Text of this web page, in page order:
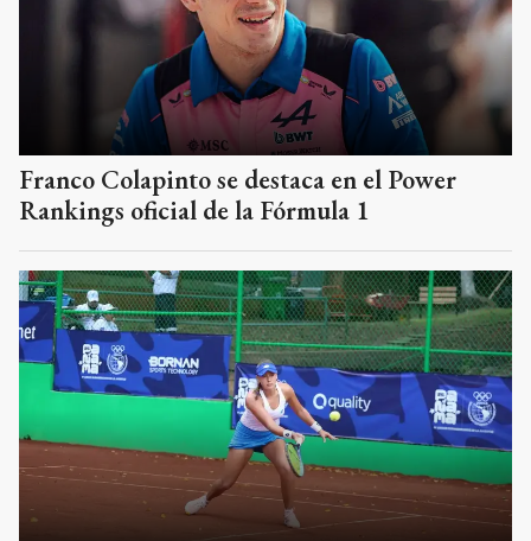
Franco Colapinto se destaca en el Power
Rankings oficial de la Fórmula 1